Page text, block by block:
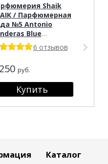
Shaik
/ Парфюмерная
№5 Antonio
Blue
for Men 50
6 отзывов
руб.
Каталог